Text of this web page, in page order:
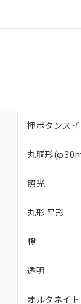
押ボタンス
丸胴形
照光
丸形 平形
橙
透明
オルタネイト